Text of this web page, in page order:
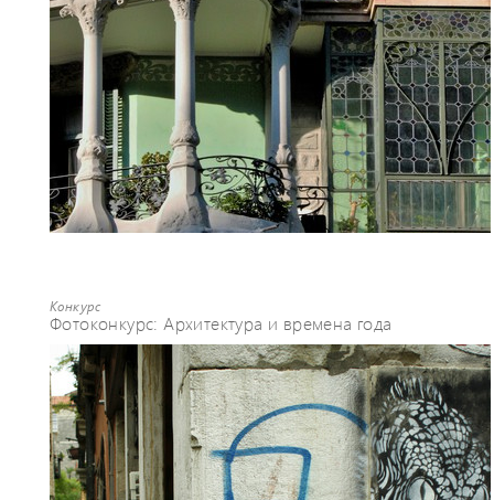
Конкурс
Фотоконкурс: Архитектура и времена года